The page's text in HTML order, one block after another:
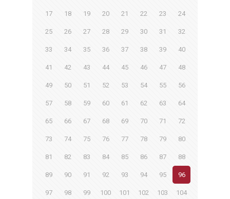
17 18 19 20 21 22 23 24
25 26 27 28 29 30 31 32
33 34 35 36 37 38 39 40
41 42 43 44 45 46 47 48
49 50 51 52 53 54 55 56
57 58 59 60 61 62 63 64
65 66 67 68 69 70 71 72
73 74 75 76 77 78 79 80
81 82 83 84 85 86 87 88
89 90 91 92 93 94 95 96
97 98 99 100 101 102 103 104